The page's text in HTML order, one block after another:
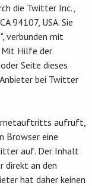
die Twitter Inc.,
94107, USA. Sie
verbunden mit
Mit Hilfe der
Seite dieses
bei Twitter
aufruft,
Browser eine
auf. Der Inhalt
direkt an den
hat daher keinen